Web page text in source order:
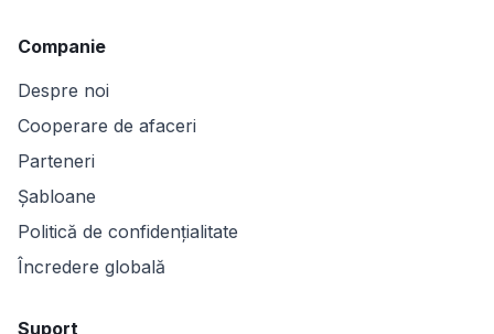
Companie
Despre noi
Cooperare de afaceri
Parteneri
Șabloane
Politică de confidențialitate
Încredere globală
Suport